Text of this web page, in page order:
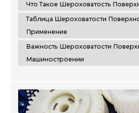
поверхности п...
Что Такое Шероховатость
Таблица Шероховатости
Применение
Важность Шероховатости
Машиностроении